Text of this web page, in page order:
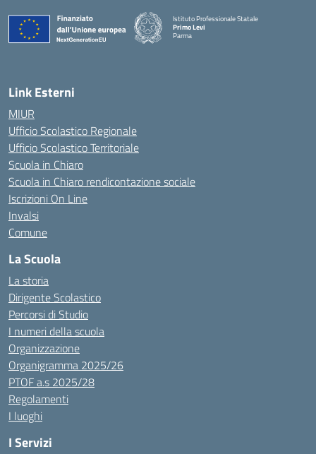
Istituto Professionale Statale
Primo Levi
Parma
Link Esterni
MIUR
Ufficio Scolastico Regionale
Ufficio Scolastico Territoriale
Scuola in Chiaro
Scuola in Chiaro rendicontazione sociale
Iscrizioni On Line
Invalsi
Comune
La Scuola
La storia
Dirigente Scolastico
Percorsi di Studio
I numeri della scuola
Organizzazione
Organigramma 2025/26
PTOF a.s 2025/28
Regolamenti
I luoghi
I Servizi